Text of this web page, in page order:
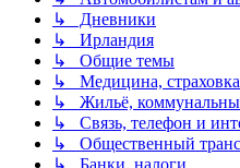
↳ Дневники
↳ Ирландия
↳ Общие темы
↳ Медицина, страховка
↳ Жильё,
↳ Связь, телефон и
↳ Общественный
↳ Банки, налоги